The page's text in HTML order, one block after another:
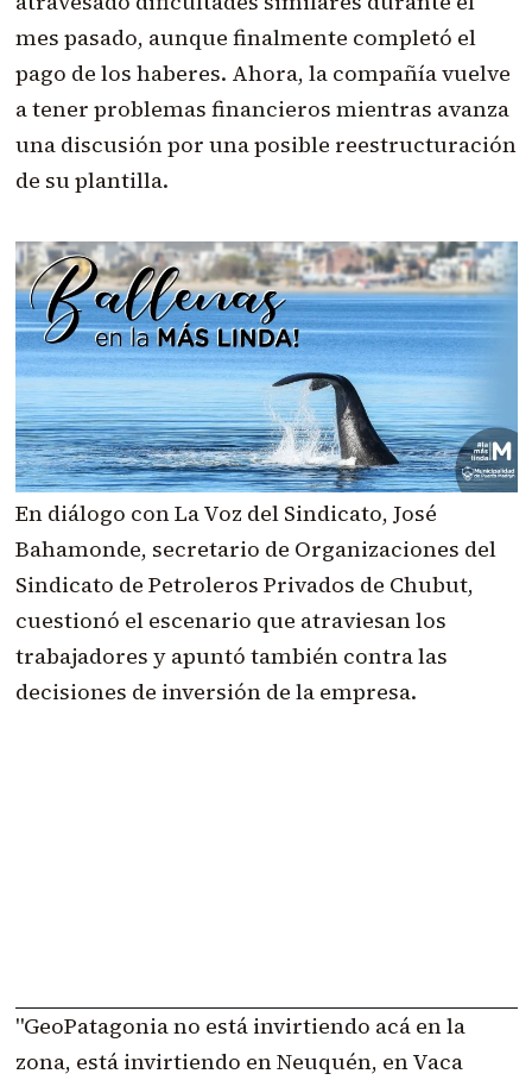
mes pasado, aunque finalmente completó el
pago de los haberes. Ahora, la compañía vuelve
a tener problemas financieros mientras avanza
una discusión por una posible reestructuración
de su plantilla.
En diálogo con La Voz del Sindicato, José
Bahamonde, secretario de Organizaciones del
Sindicato de Petroleros Privados de Chubut,
cuestionó el escenario que atraviesan los
trabajadores y apuntó también contra las
decisiones de inversión de la empresa.
"GeoPatagonia no está invirtiendo acá en la
zona, está invirtiendo en Neuquén, en Vaca